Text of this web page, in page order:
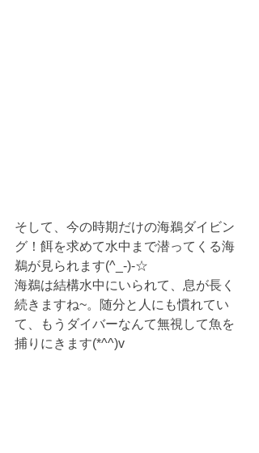
そして、今の時期だけの海鵜ダイビン
グ！餌を求めて水中まで潜ってくる海
鵜が見られます(^_-)-☆
海鵜は結構水中にいられて、息が長く
続きますね~。随分と人にも慣れてい
て、もうダイバーなんて無視して魚を
捕りにきます(*^^)v